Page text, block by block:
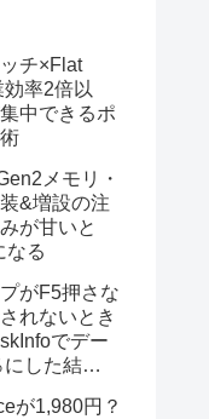
チ×Flat
率2倍以
中できるポ
メモリ・
&増設の注
が甘いと
なる
がF5押さな
れないとき
でデー
した結
が1,980円？